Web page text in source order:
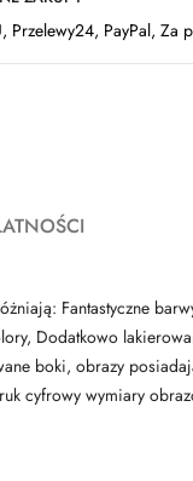
Przelewy24, PayPal, Za
Fantastyczne
Dodatkowo
boki, obrazy
cyfrowy wymiary